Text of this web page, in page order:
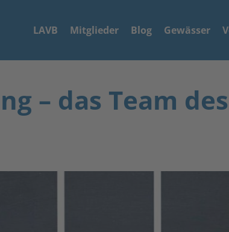
LAVB Mitglieder Blog Gewässer
– das Team